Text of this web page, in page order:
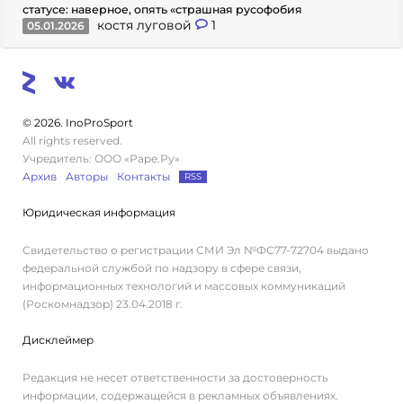
статусе: наверное, опять «страшная русофобия
05.01.2026
костя луговой 1
© 2026. InoProSport
All rights reserved.
Учредитель: ООО «Раре.Ру»
Архив
Авторы Контакты RSS
Юридическая информация
Свидетельство о регистрации СМИ Эл №ФС77-72704 выдано
федеральной службой по надзору в сфере связи,
информационных технологий и массовых коммуникаций
(Роскомнадзор) 23.04.2018 г.
Дисклеймер
Редакция не несет ответственности за достоверность
информации, содержащейся в рекламных объявлениях.